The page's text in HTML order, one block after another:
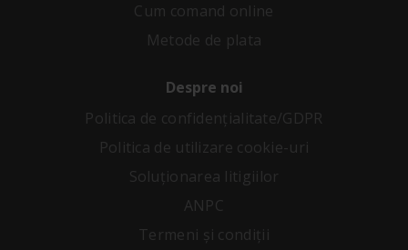
Cum comand online
Metode de plata
Despre noi
Politica de confidenţialitate/GDPR
Politica de utilizare cookie-uri
Soluționarea litigiilor
ANPC
Termeni și condiții